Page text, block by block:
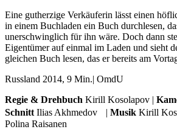
Eine gutherzige Verkäuferin lässt einen
in einem Buchladen ein Buch durchlesen,
unerschwinglich für ihn wäre. Doch dann
Eigentümer auf einmal im Laden und sieht
gleichen Buch lesen, das er bereits am
Russland 2014, 9 Min.| OmdU
Regie & Drehbuch Kirill Kosolapov |
Schnitt Ilias Akhmedov | Musik Kirill
Polina Raisanen